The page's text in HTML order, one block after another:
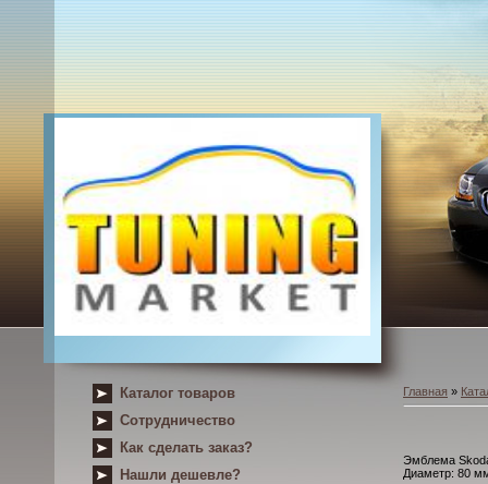
Каталог товаров
Сотрудничество
Как сделать заказ?
Нашли дешевле?
Главная »
Эмблема
Диаметр: 80